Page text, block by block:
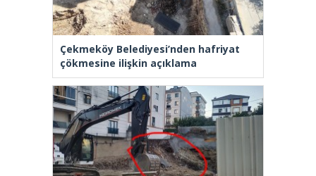
Çekmeköy Belediyesi’nden hafriyat
çökmesine ilişkin açıklama